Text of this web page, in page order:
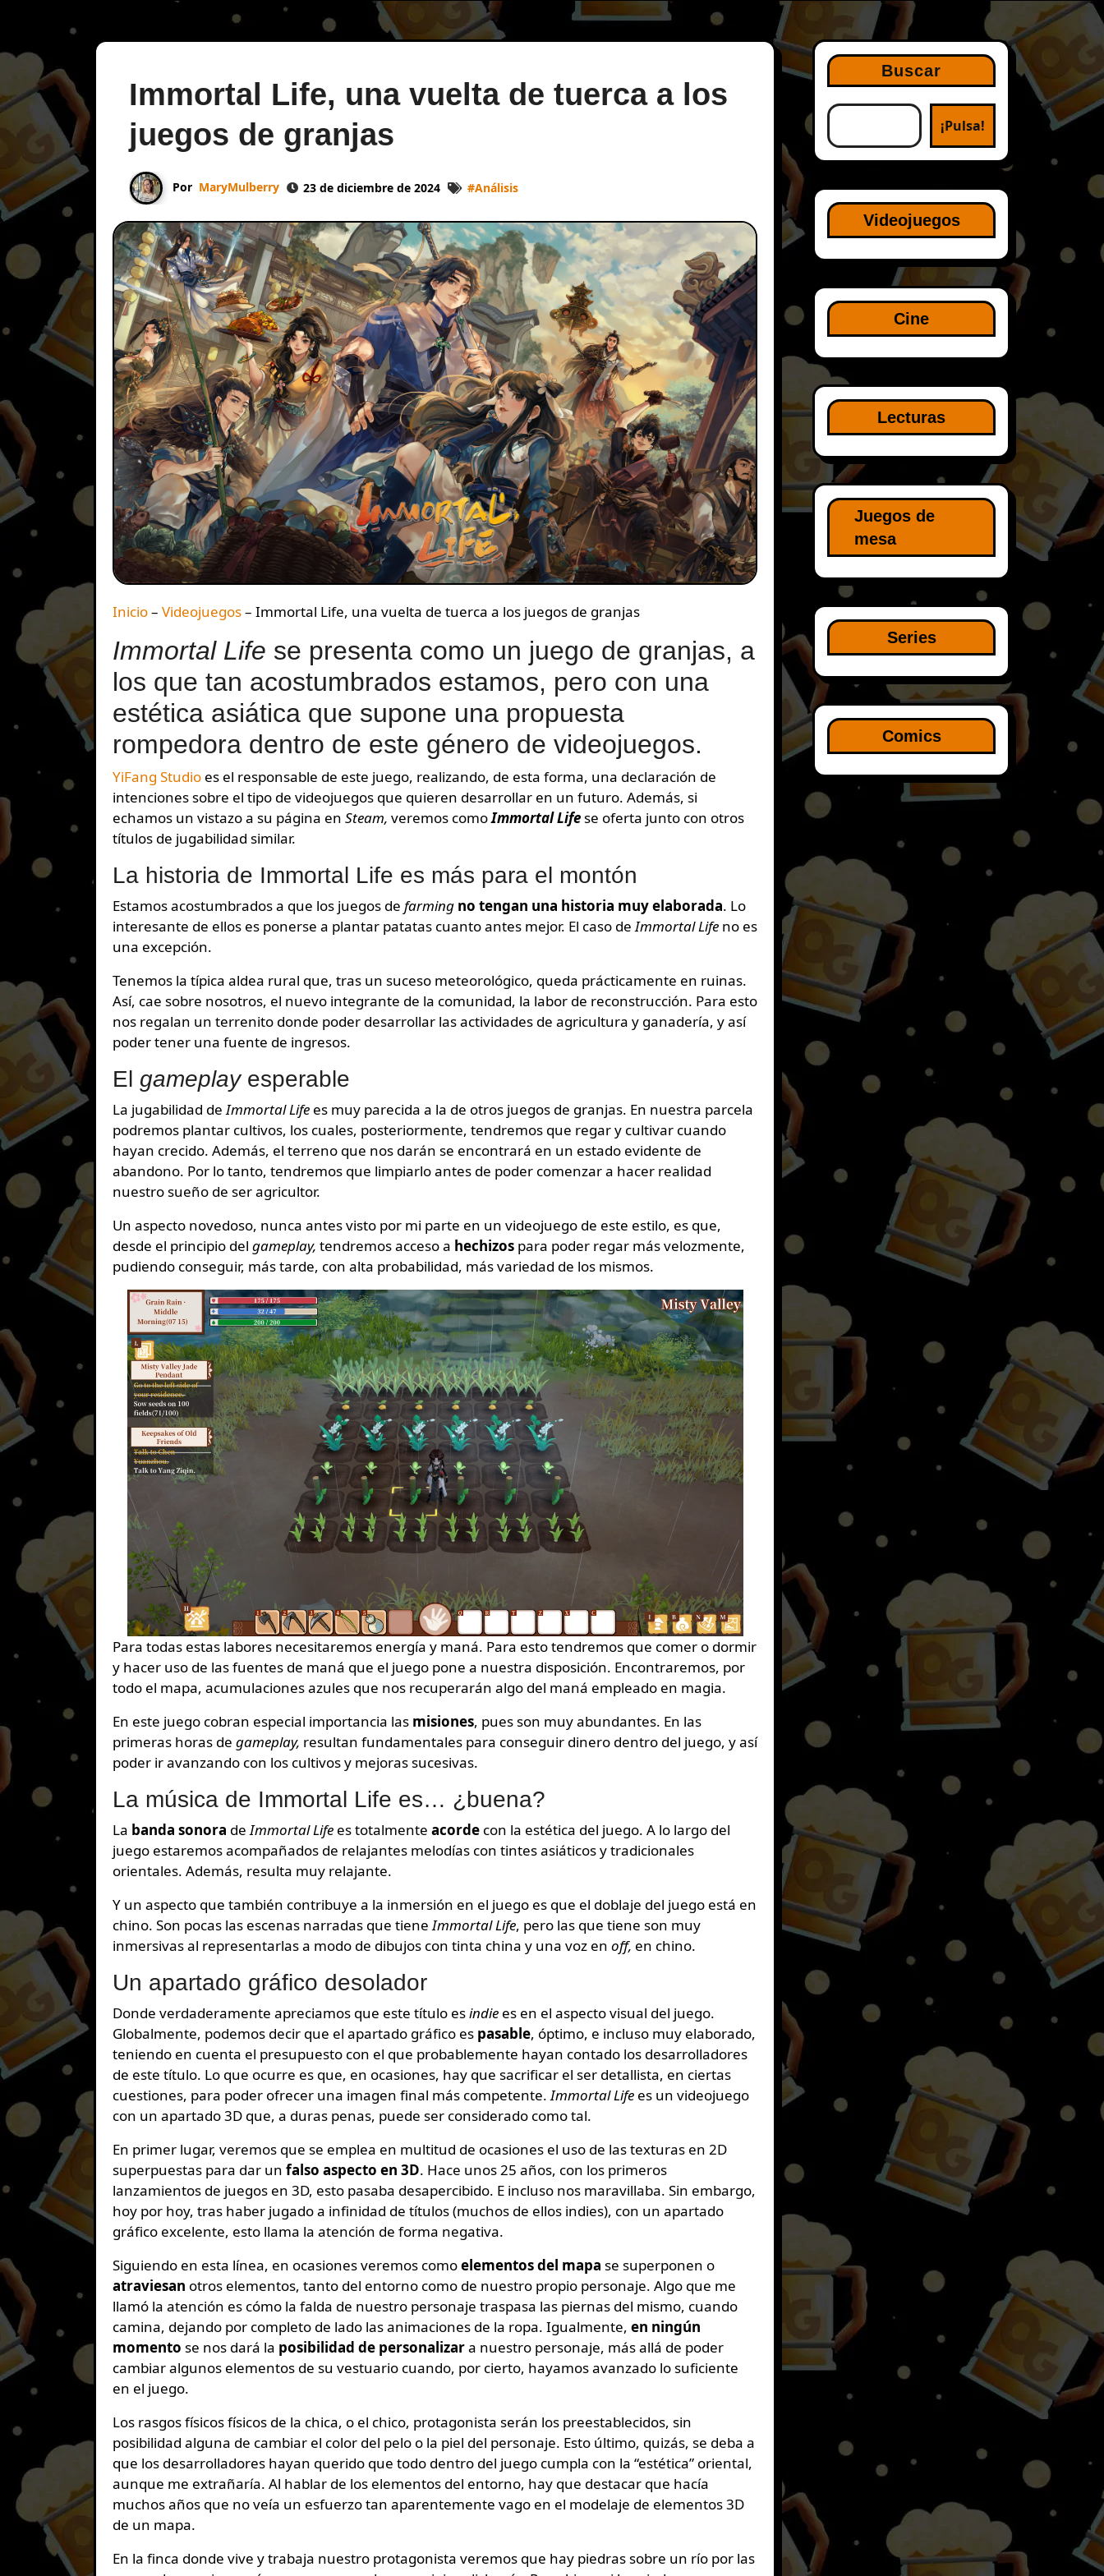
Immortal Life, una vuelta de tuerca a los
juegos de granjas
Por MaryMulberry 23 de diciembre de 2024 #Análisis
Inicio– Videojuegos– Immortal Life, una vuelta de tuerca a los juegos de granjas
Immortal Life se presenta como un juego de granjas, a
los que tan acostumbrados estamos, pero con una
estética asiática que supone una propuesta
rompedora dentro de este género de videojuegos.
YiFang Studio es el responsable de este juego, realizando, de esta forma, una declaración de
intenciones sobre el tipo de videojuegos que quieren desarrollar en un futuro. Además, si
echamos un vistazo a su página en Steam, veremos comoImmortal Lifese oferta junto con otros
títulos de jugabilidad similar.
La historia de Immortal Life es más para el montón
Estamos acostumbrados a que los juegos de farming no tengan una historia muy elaborada. Lo
interesante de ellos es ponerse a plantar patatas cuanto antes mejor. El caso deImmortal Life no es
una excepción.
Tenemos la típica aldea rural que, tras un suceso meteorológico, queda prácticamente en ruinas.
Así, cae sobre nosotros, el nuevo integrante de la comunidad, la labor de reconstrucción. Para esto
nos regalan un terrenito donde poder desarrollar las actividades de agricultura y ganadería, y así
poder tener una fuente de ingresos.
El gameplayesperable
La jugabilidad deImmortal Life es muy parecida a la de otros juegos de granjas. En nuestra parcela
podremos plantar cultivos, los cuales, posteriormente, tendremos que regar y cultivar cuando
hayan crecido. Además, el terreno que nos darán se encontrará en un estado evidente de
abandono. Por lo tanto, tendremos que limpiarlo antes de poder comenzar a hacer realidad
nuestro sueño de ser agricultor.
Un aspecto novedoso, nunca antes visto por mi parte en un videojuego de este estilo, es que,
desde el principio del gameplay, tendremos acceso a hechizos para poder regar más velozmente,
pudiendo conseguir, más tarde, con alta probabilidad, más variedad de los mismos.
Para todas estas labores necesitaremos energía y maná. Para esto tendremos que comer o dormir
y hacer uso de las fuentes de maná que el juego pone a nuestra disposición. Encontraremos, por
todo el mapa, acumulaciones azules que nos recuperarán algo del maná empleado en magia.
En este juego cobran especial importancia las misiones, pues son muy abundantes. En las
primeras horas de gameplay, resultan fundamentales para conseguir dinero dentro del juego, y así
poder ir avanzando con los cultivos y mejoras sucesivas.
La música de Immortal Life es… ¿buena?
La banda sonora deImmortal Life es totalmente acorde con la estética del juego. A lo largo del
juego estaremos acompañados de relajantes melodías con tintes asiáticos y tradicionales
orientales. Además, resulta muy relajante.
Y un aspecto que también contribuye a la inmersión en el juego es que el doblaje del juego está en
chino. Son pocas las escenas narradas que tieneImmortal Life, pero las que tiene son muy
inmersivas al representarlas a modo de dibujos con tinta china y una voz en off, en chino.
Un apartado gráfico desolador
Donde verdaderamente apreciamos que este título esindie es en el aspecto visual del juego.
Globalmente, podemos decir que el apartado gráfico es pasable, óptimo, e incluso muy elaborado,
teniendo en cuenta el presupuesto con el que probablemente hayan contado los desarrolladores
de este título. Lo que ocurre es que, en ocasiones, hay que sacrificar el ser detallista, en ciertas
cuestiones, para poder ofrecer una imagen final más competente.Immortal Life es un videojuego
con un apartado 3D que, a duras penas, puede ser considerado como tal.
En primer lugar, veremos que se emplea en multitud de ocasiones el uso de las texturas en 2D
superpuestas para dar un falso aspecto en 3D. Hace unos 25 años, con los primeros
lanzamientos de juegos en 3D, esto pasaba desapercibido. E incluso nos maravillaba. Sin embargo,
hoy por hoy, tras haber jugado a infinidad de títulos (muchos de ellos indies), con un apartado
gráfico excelente, esto llama la atención de forma negativa.
Siguiendo en esta línea, en ocasiones veremos comoelementos del mapa se superponen o
atraviesan otros elementos, tanto del entorno como de nuestro propio personaje. Algo que me
llamó la atención es cómo la falda de nuestro personaje traspasa las piernas del mismo, cuando
camina, dejando por completo de lado las animaciones de la ropa. Igualmente, en ningún
momento se nos dará la posibilidad de personalizara nuestro personaje, más allá de poder
cambiar algunos elementos de su vestuario cuando, por cierto, hayamos avanzado lo suficiente
en el juego.
Los rasgos físicos físicos de la chica, o el chico, protagonista serán los preestablecidos, sin
posibilidad alguna de cambiar el color del pelo o la piel del personaje. Esto último, quizás, se deba a
que los desarrolladores hayan querido que todo dentro del juego cumpla con la “estética” oriental,
aunque me extrañaría. Al hablar de los elementos del entorno, hay que destacar que hacía
muchos años que no veía un esfuerzo tan aparentemente vago en el modelaje de elementos 3D
de un mapa.
En la finca donde vive y trabaja nuestro protagonista veremos que hay piedras sobre un río por las
Buscar
¡Pulsa!
Videojuegos
Cine
Lecturas
Juegos de
mesa
Series
Comics